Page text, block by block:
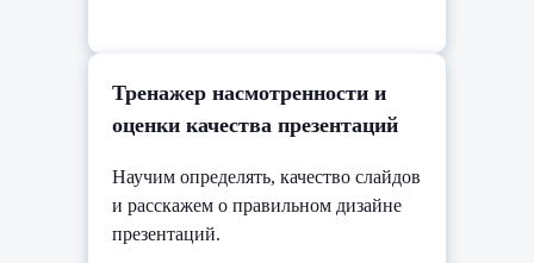
Тренажер насмотренности и
оценки качества презентаций
Научим определять, качество слайдов
и расскажем о правильном дизайне
презентаций.